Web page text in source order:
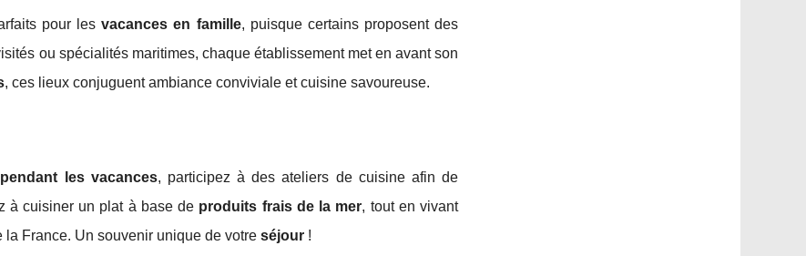
pour lesvacances en famille, puisque certains proposent des
ou spécialités maritimes, chaque établissement met en avant son
, ces lieux conjuguent ambiance conviviale et cuisine savoureuse.
les vacances, participez à des ateliers de cuisine afin de
à cuisiner un plat à base de produits frais de la mer, tout en vivant
la France. Un souvenir unique de votre séjour !